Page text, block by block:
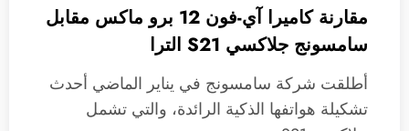
مقارنة كاميرا آي-فون 12 برو ماكس مقابل
سامسونج جلاكسي S21 الترا
أطلقت شركة سامسونج في يناير الماضي أحدث
تشكيلة هواتفها الذكية الرائدة، والتي تشمل